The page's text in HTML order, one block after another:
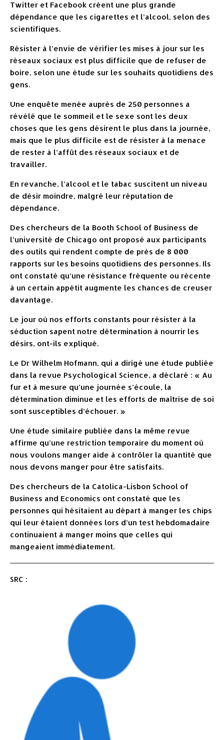
Twitter et Facebook créent une plus grande
dépendance que les cigarettes et l’alcool, selon des
scientifiques.
Résister à l’envie de vérifier les mises à jour sur les
réseaux sociaux est plus difficile que de refuser de
boire, selon une étude sur les souhaits quotidiens des
gens.
Une enquête menée auprès de 250 personnes a
révélé que le sommeil et le sexe sont les deux
choses que les gens désirent le plus dans la journée,
mais que le plus difficile est de résister à la menace
de rester à l’affût des réseaux sociaux et de
travailler.
En revanche, l’alcool et le tabac suscitent un niveau
de désir moindre, malgré leur réputation de
dépendance.
Des chercheurs de la Booth School of Business de
l’université de Chicago ont proposé aux participants
des outils qui rendent compte de près de 8 000
rapports sur les besoins quotidiens des personnes. Ils
ont constaté qu’une résistance fréquente ou récente
à un certain appétit augmente les chances de creuser
davantage.
Le jour où nos efforts constants pour résister à la
séduction sapent notre détermination à nourrir les
désirs, ont-ils expliqué.
Le Dr Wilhelm Hofmann, qui a dirigé une étude publiée
dans la revue Psychological Science, a déclaré : « Au
fur et à mesure qu’une journée s’écoule, la
détermination diminue et les efforts de maîtrise de soi
sont susceptibles d’échouer. »
Une étude similaire publiée dans la même revue
affirme qu’une restriction temporaire du moment où
nous voulons manger aide à contrôler la quantité que
nous devons manger pour être satisfaits.
Des chercheurs de la Catolica-Lisbon School of
Business and Economics ont constaté que les
personnes qui hésitaient au départ à manger les chips
qui leur étaient données lors d’un test hebdomadaire
continuaient à manger moins que celles qui
mangeaient immédiatement.
SRC :